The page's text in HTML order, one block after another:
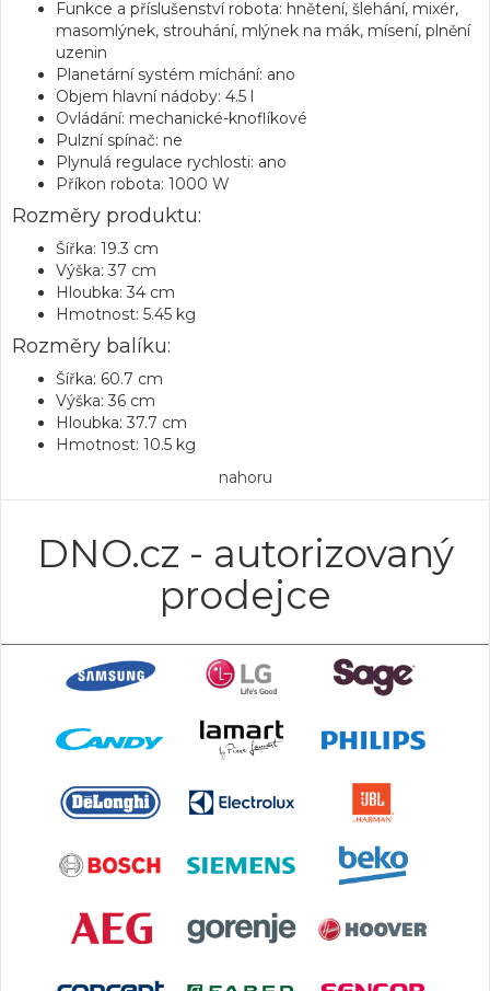
Funkce a příslušenství robota: hnětení, šlehání, mixér,
masomlýnek, strouhání, mlýnek na mák, mísení, plnění
uzenin
Planetární systém míchání: ano
Objem hlavní nádoby: 4.5 l
Ovládání: mechanické-knoflíkové
Pulzní spínač: ne
Plynulá regulace rychlosti: ano
Příkon robota: 1000 W
Rozměry produktu:
Šířka: 19.3 cm
Výška: 37 cm
Hloubka: 34 cm
Hmotnost: 5.45 kg
Rozměry balíku:
Šířka: 60.7 cm
Výška: 36 cm
Hloubka: 37.7 cm
Hmotnost: 10.5 kg
nahoru
DNO.cz - autorizovaný
prodejce